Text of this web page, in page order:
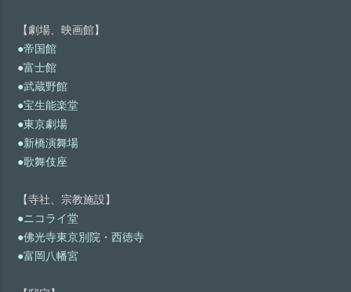
【劇場、映画館】
●帝国館
●富士館
●武蔵野館
●宝生能楽堂
●東京劇場
●新橋演舞場
●歌舞伎座
【寺社、宗教施設】
●ニコライ堂
●佛光寺東京別院・西徳寺
●富岡八幡宮